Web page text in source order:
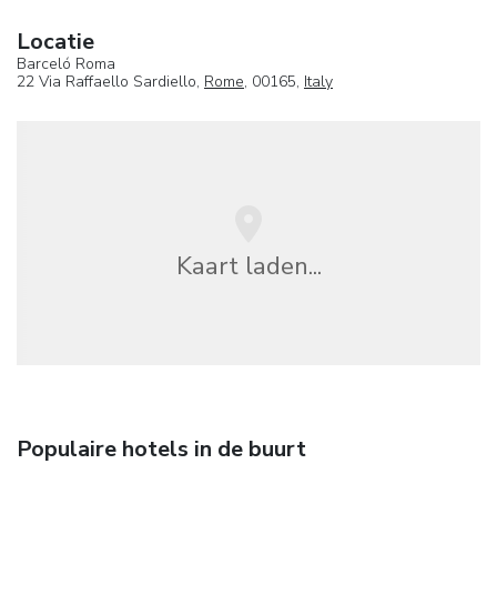
Locatie
Barceló Roma
22 Via Raffaello Sardiello, Rome, 00165, Italy
Kaart laden...
Populaire hotels in de buurt